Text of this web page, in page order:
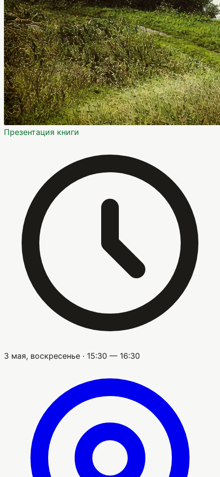
Презентация книги
3 мая, воскресенье · 15:30 — 16:30